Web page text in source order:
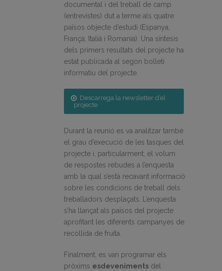
documental i del treball de camp
(entrevistes) dut a terme als quatre
països objecte d’estudi (Espanya,
França, Italià i Romania). Una síntesis
dels primers resultats del projecte ha
estat publicada al segon bolletí
informatiu del projecte.
Descarrega la newsletter d’el
projecte
Durant la reunió es va analitzar també
el grau d’execució de les tasques del
projecte i, particularment, el volum
de respostes rebudes a l’enquesta
amb la qual s’està recavant informació
sobre les condicions de treball dels
treballadors desplaçats. L’enquesta
s’ha llançat als països del projecte
aprofitant les diferents campanyes de
recollida de fruita.
Finalment, es van programar els
pròxims esdeveniments del